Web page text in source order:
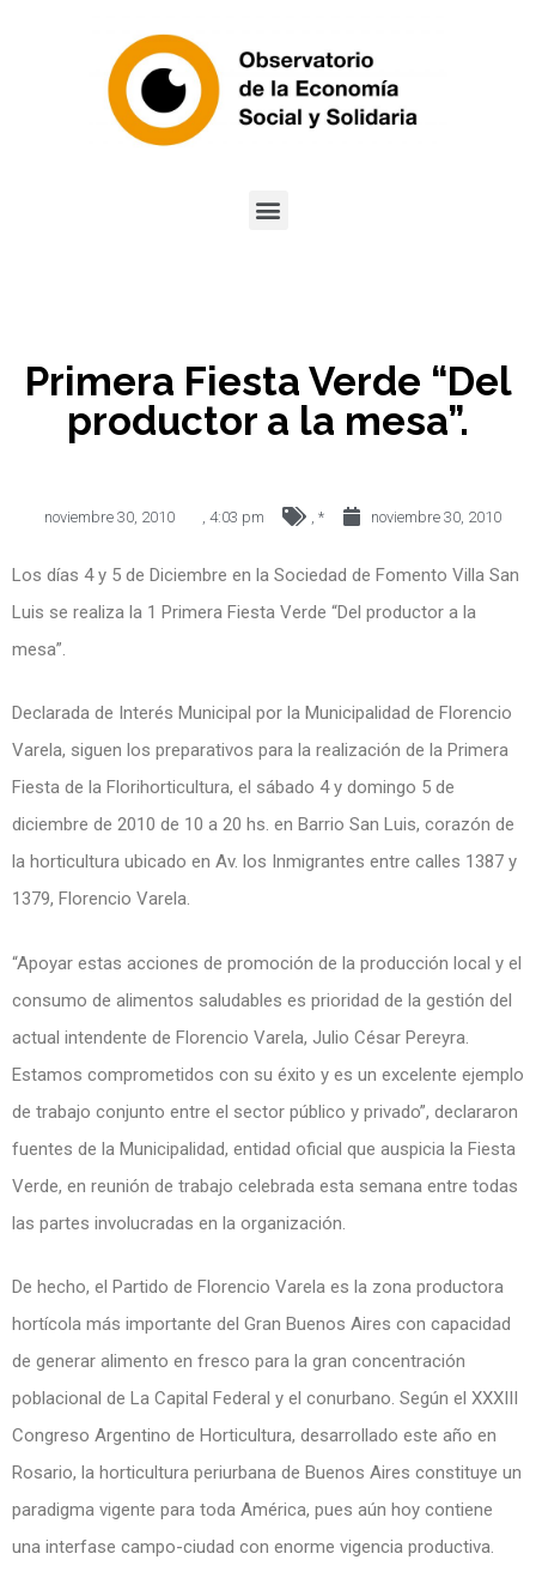
Primera Fiesta Verde “Del
productor a la mesa”.
noviembre 30, 2010 4:03 pm * noviembre 30, 2010
Los días 4 y 5 de Diciembre en la Sociedad de Fomento Villa San
Luis se realiza la 1 Primera Fiesta Verde “Del productor a la
mesa”.
Declarada de Interés Municipal por la Municipalidad de Florencio
Varela, siguen los preparativos para la realización de la Primera
Fiesta de la Florihorticultura, el sábado 4 y domingo 5 de
diciembre de 2010 de 10 a 20 hs. en Barrio San Luis, corazón de
la horticultura ubicado en Av. los Inmigrantes entre calles 1387 y
1379, Florencio Varela.
“Apoyar estas acciones de promoción de la producción local y el
consumo de alimentos saludables es prioridad de la gestión del
actual intendente de Florencio Varela, Julio César Pereyra.
Estamos comprometidos con su éxito y es un excelente ejemplo
de trabajo conjunto entre el sector público y privado”, declararon
fuentes de la Municipalidad, entidad oficial que auspicia la Fiesta
Verde, en reunión de trabajo celebrada esta semana entre todas
las partes involucradas en la organización.
De hecho, el Partido de Florencio Varela es la zona productora
hortícola más importante del Gran Buenos Aires con capacidad
de generar alimento en fresco para la gran concentración
poblacional de La Capital Federal y el conurbano. Según el XXXIII
Congreso Argentino de Horticultura, desarrollado este año en
Rosario, la horticultura periurbana de Buenos Aires constituye un
paradigma vigente para toda América, pues aún hoy contiene
una interfase campo-ciudad con enorme vigencia productiva.